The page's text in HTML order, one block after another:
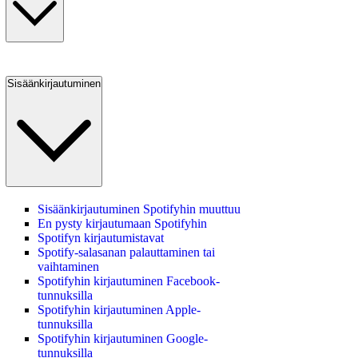
Sisäänkirjautuminen
Sisäänkirjautuminen Spotifyhin muuttuu
En pysty kirjautumaan Spotifyhin
Spotifyn kirjautumistavat
Spotify-salasanan palauttaminen tai
vaihtaminen
Spotifyhin kirjautuminen Facebook-
tunnuksilla
Spotifyhin kirjautuminen Apple-
tunnuksilla
Spotifyhin kirjautuminen Google-
tunnuksilla